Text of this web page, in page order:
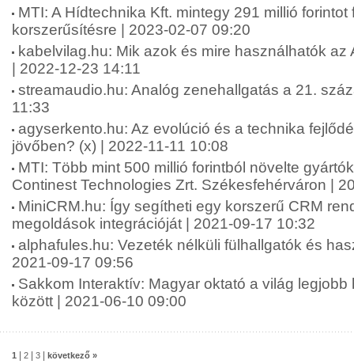
MTI: A Hídtechnika Kft. mintegy 291 millió
korszerűsítésre | 2023-02-07 09:20
kabelvilag.hu: Mik azok és mire használhatók az
| 2022-12-23 14:11
streamaudio.hu: Analóg zenehallgatás a 21.
11:33
agyserkento.hu: Az evolúció és a technika
jövőben? (x) | 2022-11-11 10:08
MTI: Több mint 500 millió forintból növelte
Continest Technologies Zrt. Székesfehérváron |
MiniCRM.hu: Így segítheti egy korszerű CRM
megoldások integrációját | 2021-09-17 10:32
alphafules.hu: Vezeték nélküli fülhallgatók és
2021-09-17 09:56
Sakkom Interaktív: Magyar oktató a világ
között | 2021-06-10 09:00
1 2 3 következő »